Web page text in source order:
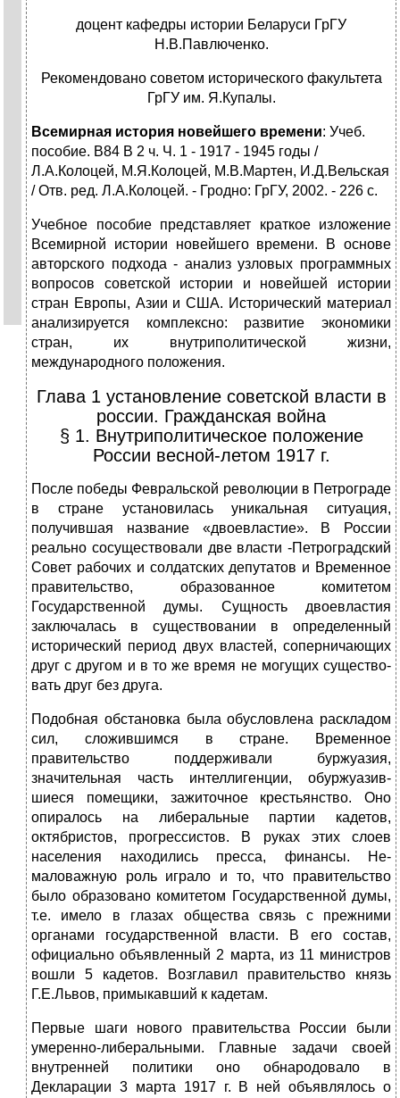
доцент кафедры истории Беларуси ГрГУ
Н.В.Павлюченко.
Рекомендовано советом исторического факультета
ГрГУ им. Я.Купалы.
Всемирная история новейшего времени: Учеб.
пособие. В84 В 2 ч. Ч. 1 - 1917 - 1945 годы /
Л.А.Колоцей, М.Я.Колоцей, М.В.Мартен, И.Д.Вельская
/ Отв. ред. Л.А.Колоцей. - Гродно: ГрГУ, 2002. - 226 с.
Учебное пособие представляет краткое изложение
Всемирной истории но­вейшего времени. В основе
авторского подхода - анализ узловых программных
вопросов советской истории и новейшей истории
стран Европы, Азии и США. Исторический материал
анализируется комплексно: развитие экономики
стран, их внутриполитической жизни,
международного положения.
Глава 1 установление советской власти в
россии. Гражданская война
§ 1. Внутриполитическое положение
России весной-летом 1917 г.
После победы Февральской революции в Петрограде
в стра­не установилась уникальная ситуация,
получившая название «двоевластие». В России
реально сосуществовали две власти -Петроградский
Совет рабочих и солдатских депутатов и Вре­менное
правительство, образованное комитетом
Государствен­ной думы. Сущность двоевластия
заключалась в существовании в определенный
исторический период двух властей, соперни­чающих
друг с другом и в то же время не могущих существо­
вать друг без друга.
Подобная обстановка была обусловлена раскладом
сил, сложившимся в стране. Временное
правительство поддержива­ли буржуазия,
значительная часть интеллигенции, обуржуазив­
шиеся помещики, зажиточное крестьянство. Оно
опиралось на либеральные партии кадетов,
октябристов, прогрессистов. В руках этих слоев
населения находились пресса, финансы. Не­
маловажную роль играло и то, что правительство
было образо­вано комитетом Государственной думы,
т.е. имело в глазах об­щества связь с прежними
органами государственной власти. В его состав,
официально объявленный 2 марта, из 11 министров
вошли 5 кадетов. Возглавил правительство князь
Г.Е.Львов, при­мыкавший к кадетам.
Первые шаги нового правительства России были
умерен­но-либеральными. Главные задачи своей
внутренней политики оно обнародовало в
Декларации 3 марта 1917 г. В ней объявля­лось о